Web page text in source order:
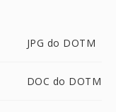
JPG do DOTM
DOC do DOTM